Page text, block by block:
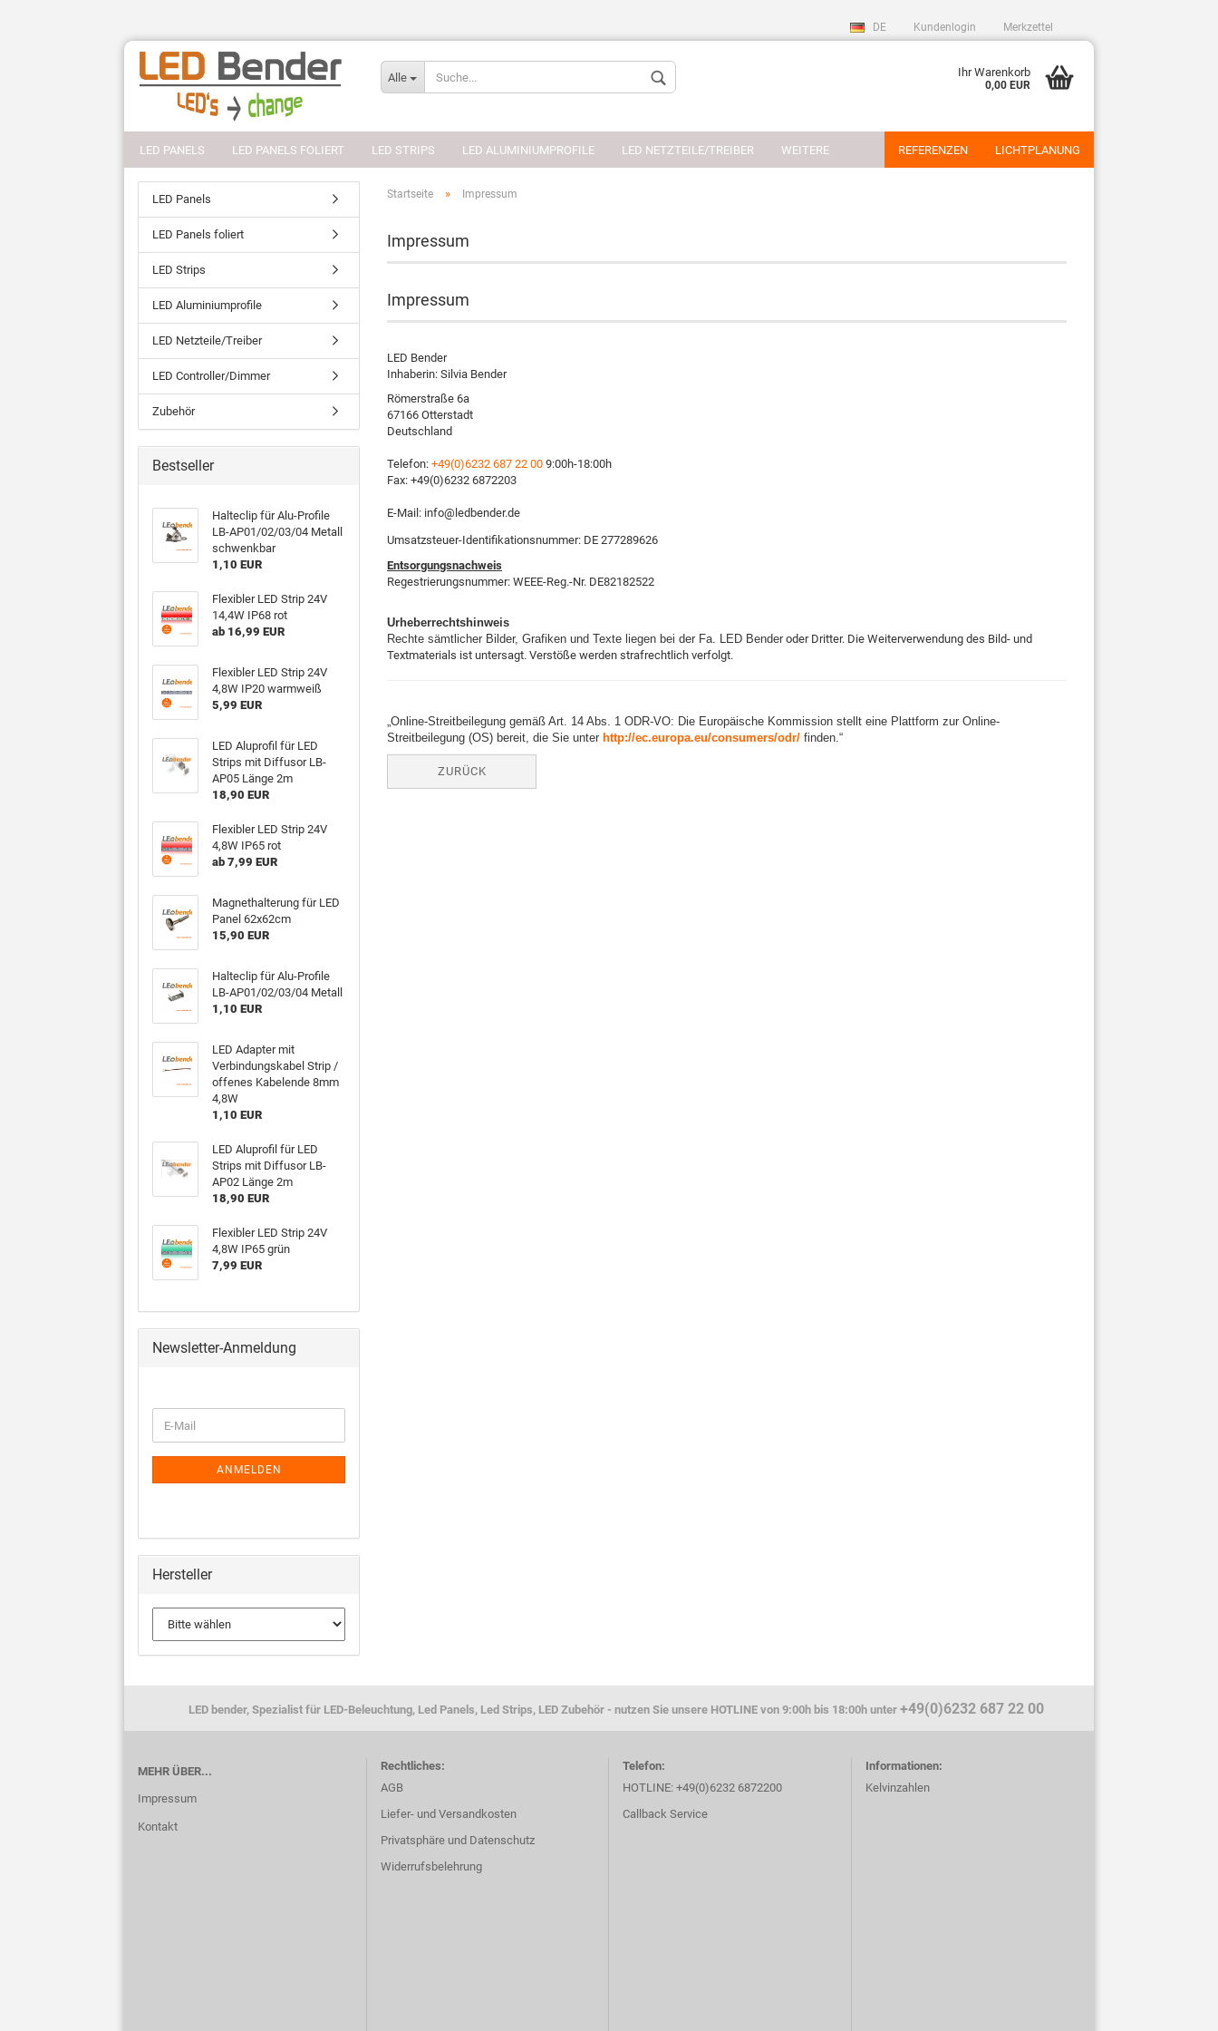
DE
Sprache auswählen
Kundenlogin Merkzettel
Alle Ihr Warenkorb
0,00 EUR
LED PANELS LED PANELS FOLIERT LED STRIPS LED ALUMINIUMPROFILE LED NETZTEILE/TREIBER REFERENZEN LICHTPLANUNG
WEITERE
Startseite » Impressum
Impressum
Impressum
LED Bender
Inhaberin: Silvia Bender
Römerstraße 6a
67166 Otterstadt
Deutschland
Telefon: +49(0)6232 687 22 00 9:00h-18:00h
Fax: +49(0)6232 6872203
E-Mail: info@ledbender.de
Umsatzsteuer-Identifikationsnummer: DE 277289626
Entsorgungsnachweis
Regestrierungsnummer: WEEE-Reg.-Nr. DE82182522
Urheberrechtshinweis
Rechte sämtlicher Bilder, Grafiken und Texte liegen bei der Fa. LED Bender oder Dritter. Die Weiterverwendung des Bild- und
Textmaterials ist untersagt. Verstöße werden strafrechtlich verfolgt.
„Online-Streitbeilegung gemäß Art. 14 Abs. 1 ODR-VO: Die Europäische Kommission stellt eine Plattform zur Online-
Streitbeilegung (OS) bereit, die Sie unter http://ec.europa.eu/consumers/odr/ finden.“
ZURÜCK
LED Panels
LED Panels foliert
LED Strips
LED Aluminiumprofile
LED Netzteile/Treiber
LED Controller/Dimmer
Zubehör
Bestseller
Halteclip für Alu-Profile
LB-AP01/02/03/04 Metall
schwenkbar
1,10 EUR
Flexibler LED Strip 24V
14,4W IP68 rot
ab 16,99 EUR
Flexibler LED Strip 24V
4,8W IP20 warmweiß
5,99 EUR
LED Aluprofil für LED
Strips mit Diffusor LB-
AP05 Länge 2m
18,90 EUR
Flexibler LED Strip 24V
4,8W IP65 rot
ab 7,99 EUR
Magnethalterung für LED
Panel 62x62cm
15,90 EUR
Halteclip für Alu-Profile
LB-AP01/02/03/04 Metall
1,10 EUR
LED Adapter mit
Verbindungskabel Strip /
offenes Kabelende 8mm
4,8W
1,10 EUR
LED Aluprofil für LED
Strips mit Diffusor LB-
AP02 Länge 2m
18,90 EUR
Flexibler LED Strip 24V
4,8W IP65 grün
7,99 EUR
Newsletter-Anmeldung
ANMELDEN
Hersteller
LED bender, Spezialist für LED-Beleuchtung, Led Panels, Led Strips, LED Zubehör - nutzen Sie unsere HOTLINE von 9:00h bis 18:00h unter +49(0)6232 687 22 00
MEHR ÜBER...
Impressum
Kontakt
Rechtliches:
AGB
Liefer- und Versandkosten
Privatsphäre und Datenschutz
Widerrufsbelehrung
Telefon:
HOTLINE: +49(0)6232 6872200
Callback Service
Informationen:
Kelvinzahlen